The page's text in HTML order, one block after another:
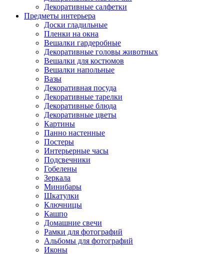
Декоративные салфетки
Предметы интерьера
Доски гладильные
Пленки на окна
Вешалки гардеробные
Декоративные головы животных
Вешалки для костюмов
Вешалки напольные
Вазы
Декоративная посуда
Декоративные тарелки
Декоративные блюда
Декоративные цветы
Картины
Панно настенные
Постеры
Интерьерные часы
Подсвечники
Гобелены
Зеркала
Минибары
Шкатулки
Ключницы
Кашпо
Домашние свечи
Рамки для фотографий
Альбомы для фотографий
Иконы